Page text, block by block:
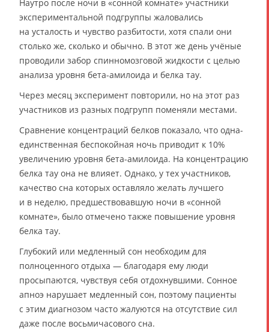
Наутро после ночи в «сонной комнате» участники
экспериментальной подгруппы жаловались
на усталость и чувство разбитости, хотя спали они
столько же, сколько и обычно. В этот же день учёные
проводили забор спинномозговой жидкости с целью
анализа уровня бета-амилоида и белка тау.
Через месяц эксперимент повторили, но на этот раз
участников из разных подгрупп поменяли местами.
Сравнение концентраций белков показало, что одна-
единственная беспокойная ночь приводит к 10%
увеличению уровня бета-амилоида. На концентрацию
белка тау она не влияет. Однако, у тех участников,
качество сна которых оставляло желать лучшего
и в неделю, предшествовавшую ночи в «сонной
комнате», было отмечено также повышение уровня
белка тау.
Глубокий или медленный сон необходим для
полноценного отдыха — благодаря ему люди
просыпаются, чувствуя себя отдохнувшими. Сонное
апноэ нарушает медленный сон, поэтому пациенты
с этим диагнозом часто жалуются на отсутствие сил
даже после восьмичасового сна.